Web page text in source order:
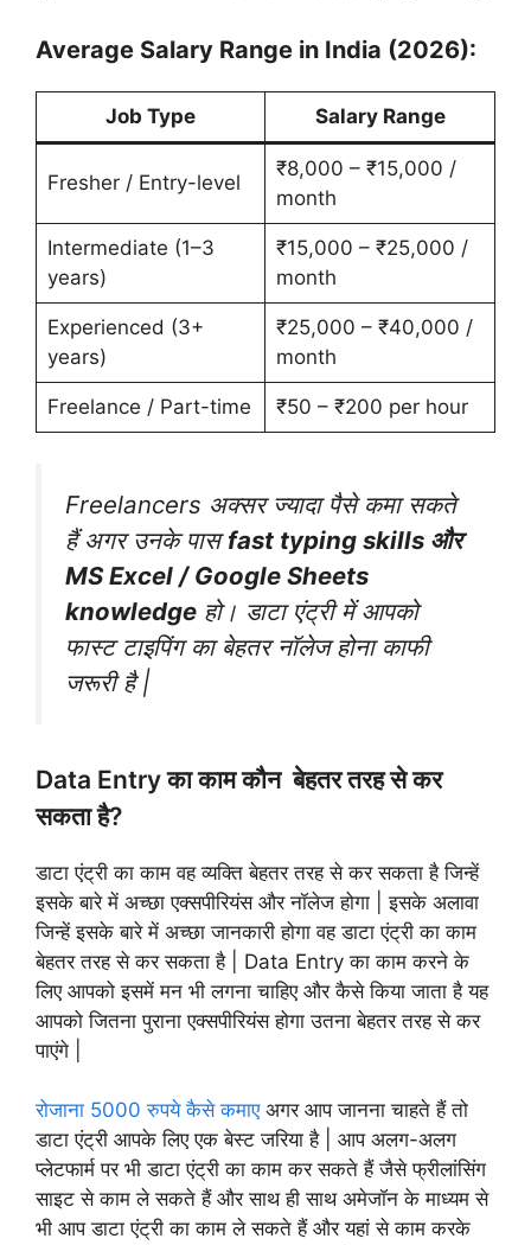
Average Salary Range in India (2026):
Job Type Salary Range
Fresher / Entry-level
₹8,000 – ₹15,000 /
month
Intermediate (1–3
years)
₹15,000 – ₹25,000 /
month
Experienced (3+
years)
₹25,000 – ₹40,000 /
month
Freelance / Part-time ₹50 – ₹200 per hour
Freelancers अक्सर ज्यादा पैसे कमा सकते
हैं अगर उनके पासfast typing skills और
MS Excel / Google Sheets
knowledge हो। डाटा एंट्री में आपको
फास्ट टाइपिंग का बेहतर नॉलेज होना काफी
जरूरी है |
Data Entry का काम कौन बेहतर तरह से कर
सकता है?
डाटा एंट्री का काम वह व्यक्ति बेहतर तरह से कर सकता है जिन्हें
इसके बारे में अच्छा एक्सपीरियंस और नॉलेज होगा | इसके अलावा
जिन्हें इसके बारे में अच्छा जानकारी होगा वह डाटा एंट्री का काम
बेहतर तरह से कर सकता है | Data Entry का काम करने के
लिए आपको इसमें मन भी लगना चाहिए और कैसे किया जाता है यह
आपको जितना पुराना एक्सपीरियंस होगा उतना बेहतर तरह से कर
पाएंगे |
रोजाना 5000 रुपये कैसे कमाएअगर आप जानना चाहते हैं तो
डाटा एंट्री आपके लिए एक बेस्ट जरिया है | आप अलग-अलग
प्लेटफार्म पर भी डाटा एंट्री का काम कर सकते हैं जैसे फ्रीलांसिंग
साइट से काम ले सकते हैं और साथ ही साथ अमेजॉन के माध्यम से
भी आप डाटा एंट्री का काम ले सकते हैं और यहां से काम करके